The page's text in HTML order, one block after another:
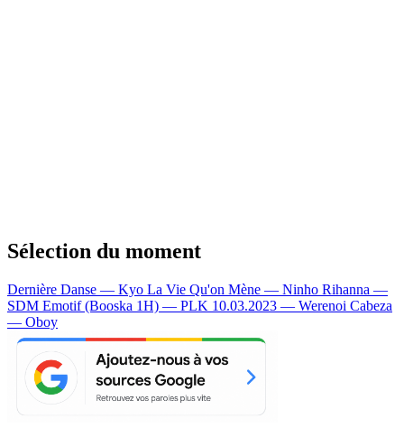
Sélection du moment
Dernière Danse — Kyo La Vie Qu'on Mène — Ninho Rihanna —
SDM Emotif (Booska 1H) — PLK 10.03.2023 — Werenoi Cabeza
— Oboy